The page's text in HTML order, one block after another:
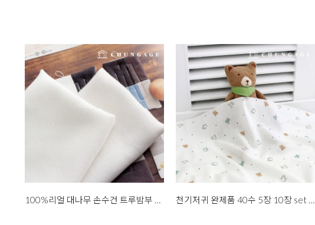
100%리얼 대나무 손수건 트루밤부 2종 천기저귀 완제품 40수 5장 10장 set 7종